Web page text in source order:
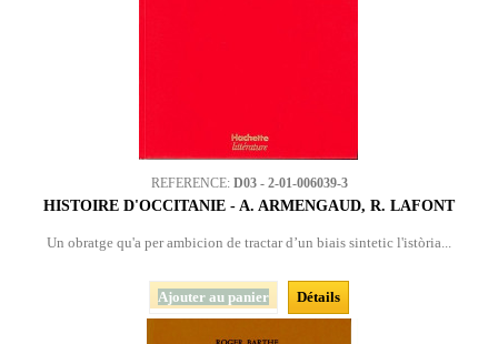
REFERENCE: D03 - 2-01-006039-3
HISTOIRE D'OCCITANIE - A. ARMENGAUD, R. LAFONT
Un obratge qu'a per ambicion de tractar d’un biais sintetic l'istòria...
Ajouter au panier Détails